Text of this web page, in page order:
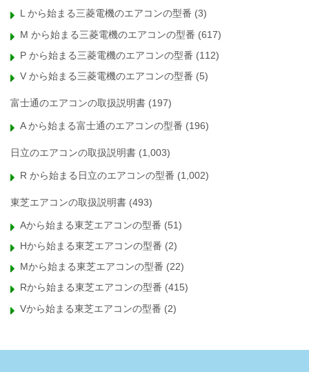
L から始まる三菱電機のエアコンの型番 (3)
M から始まる三菱電機のエアコンの型番 (617)
P から始まる三菱電機のエアコンの型番 (112)
V から始まる三菱電機のエアコンの型番 (5)
富士通のエアコンの取扱説明書 (197)
A から始まる富士通のエアコンの型番 (196)
日立のエアコンの取扱説明書 (1,003)
R から始まる日立のエアコンの型番 (1,002)
東芝エアコンの取扱説明書 (493)
Aから始まる東芝エアコンの型番 (51)
Hから始まる東芝エアコンの型番 (2)
Mから始まる東芝エアコンの型番 (22)
Rから始まる東芝エアコンの型番 (415)
Vから始まる東芝エアコンの型番 (2)